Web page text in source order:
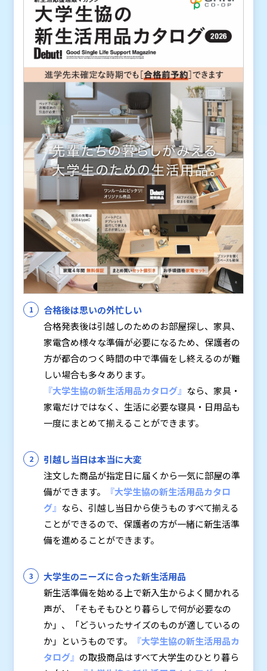
合格後は思いの外忙しい
合格発表後は引越しのためのお部屋探し、家具、
家電含め様々な準備が必要になるため、保護者の
方が都合のつく時間の中で準備をし終えるのが難
しい場合も多々あります。
『大学生協の新生活用品カタログ』 なら、家具・
家電だけではなく、生活に必要な寝具・日用品も
一度にまとめて揃えることができます。
引越し当日は本当に大変
注文した商品が指定日に届くから一気に部屋の準
備ができます。
『大学生協の新生活用品カタロ
グ』 なら、引越し当日から使うものすべて揃える
ことができるので、保護者の方が一緒に新生活準
備を進めることができます。
大学生のニーズに合った新生活用品
新生活準備を始める上で新入生からよく聞かれる
声が、「そもそもひとり暮らしで何が必要なの
か」、「どういったサイズのものが適しているの
か」というものです。
『大学生協の新生活用品カ
タログ』 の取扱商品はすべて大学生のひとり暮ら